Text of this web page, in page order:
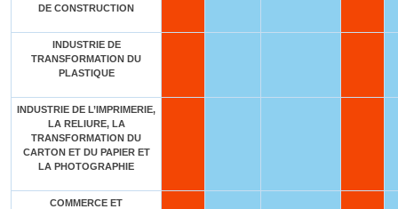
DE CONSTRUCTION
INDUSTRIE DE
TRANSFORMATION DU
PLASTIQUE
INDUSTRIE DE L’IMPRIMERIE,
LA RELIURE, LA
TRANSFORMATION DU
CARTON ET DU PAPIER ET
LA PHOTOGRAPHIE
COMMERCE ET